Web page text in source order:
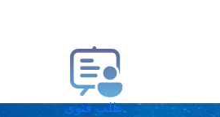
طلب فتوى